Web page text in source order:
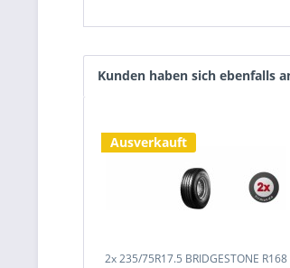
Kunden haben sich ebenfalls
Ausverkauft
2x 235/75R17.5 BRIDGESTONE R168